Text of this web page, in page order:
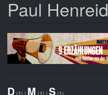
Direkt
zumPaul Henreid
D (1) | M (1) | S (1)